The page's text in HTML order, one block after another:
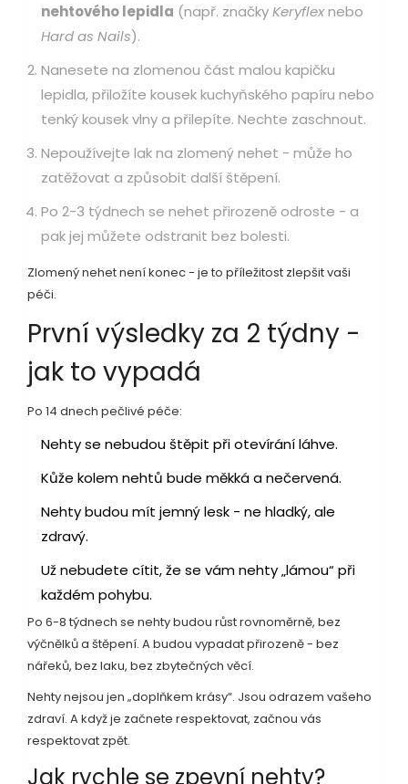
nehtového lepidla (např. značkyKeryflexnebo
Hard as Nails).
Nanesete na zlomenou část malou kapičku
lepidla, přiložíte kousek kuchyňského papíru nebo
tenký kousek vlny a přilepíte. Nechte zaschnout.
Nepoužívejte lak na zlomený nehet - může ho
zatěžovat a způsobit další štěpení.
Po 2-3 týdnech se nehet přirozeně odroste - a
pak jej můžete odstranit bez bolesti.
Zlomený nehet není konec - je to příležitost zlepšit vaši
péči.
První výsledky za 2 týdny -
jak to vypadá
Po 14 dnech pečlivé péče:
Nehty se nebudou štěpit při otevírání láhve.
Kůže kolem nehtů bude měkká a nečervená.
Nehty budou mít jemný lesk - ne hladký, ale
zdravý.
Už nebudete cítit, že se vám nehty „lámou“ při
každém pohybu.
Po 6-8 týdnech se nehty budou růst rovnoměrně, bez
výčnělků a štěpení. A budou vypadat přirozeně - bez
nářeků, bez laku, bez zbytečných věcí.
Nehty nejsou jen „doplňkem krásy“. Jsou odrazem vašeho
zdraví. A když je začnete respektovat, začnou vás
respektovat zpět.
Jak rychle se zpevní nehty?